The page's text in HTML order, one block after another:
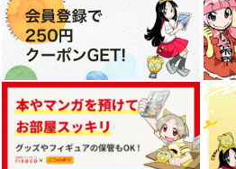
I/RO
めるくまある/ALL.